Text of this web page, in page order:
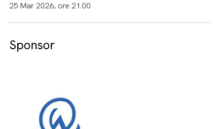
25 Mar 2026, ore 21.00
Sponsor